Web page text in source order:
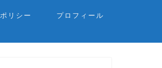
リシー プロフィール